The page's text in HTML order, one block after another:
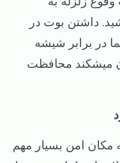
داشتن بوت در
در برابر شیشه
میشکند محافظت
مکان امن بسیار مهم